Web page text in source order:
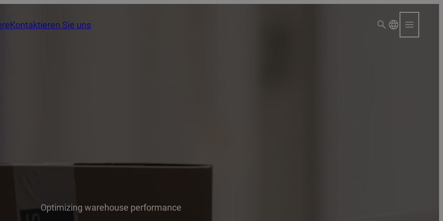
Kontaktieren Sie uns
Optimizing warehouse performance